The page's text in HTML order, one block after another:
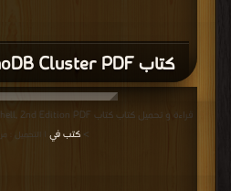
كتاب Introducing InnoDB Cluster PDF
> كتب في | التحميل :